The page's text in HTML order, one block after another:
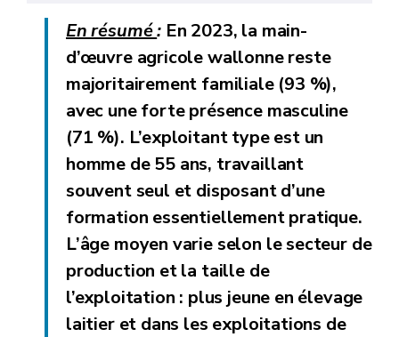
En résumé: En 2023, la main-
d’œuvreagricole wallonne reste
majoritairement familiale(93 %),
avec une forte présence masculine
(71 %). L’exploitant typeest un
homme de55 ans, travaillant
souventseul et disposant d’une
formation essentiellementpratique.
L’âge moyen varie selon le secteur de
production et la taille de
l’exploitation : plus jeune en élevage
laitier et dans les exploitations de